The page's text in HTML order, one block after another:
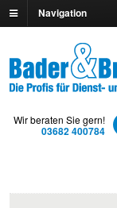
Navigation
Wir beraten Sie gern!
03682 400784